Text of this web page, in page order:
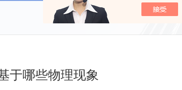
当前位
于哪些物理现象